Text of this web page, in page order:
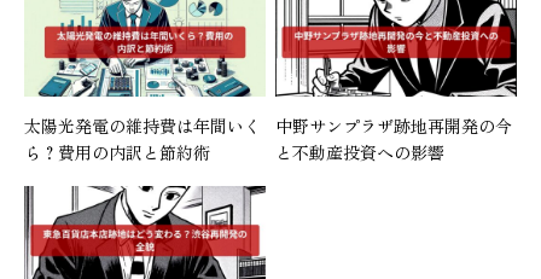
太陽光発電の維持費は年間いく
ら？費用の内訳と節約術
中野サンプラザ跡地再開発の今
と不動産投資への影響